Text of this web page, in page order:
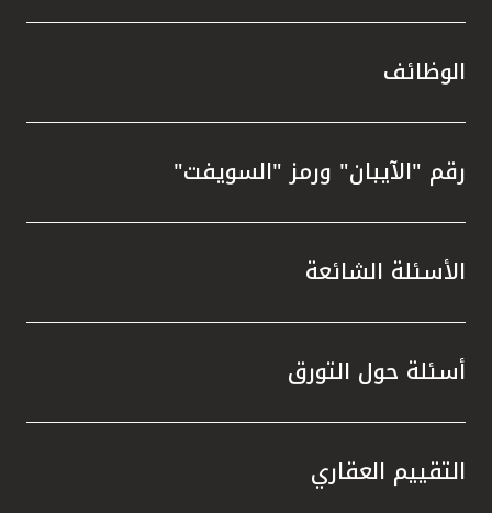
الوظائف
رقم "الآيبان" ورمز "السويفت"
الأسئلة الشائعة
أسئلة حول التورق
التقييم العقاري